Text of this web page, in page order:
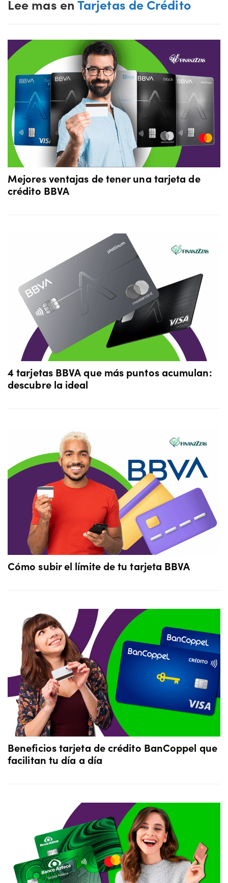
Lee mas en Tarjetas de Crédito
Mejores ventajas de tener una tarjeta de
crédito BBVA
4 tarjetas BBVA que más puntos acumulan:
descubre la ideal
Cómo subir el límite de tu tarjeta BBVA
Beneficios tarjeta de crédito BanCoppel que
facilitan tu día a día